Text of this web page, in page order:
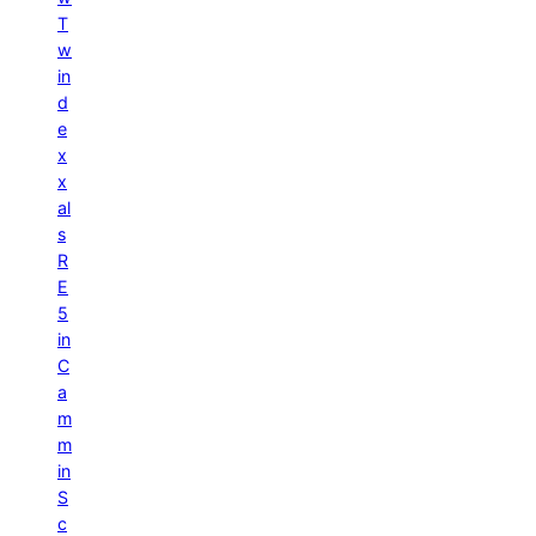
T
w
in
d
e
x
x
al
s
R
E
5
in
C
a
m
m
in
S
c